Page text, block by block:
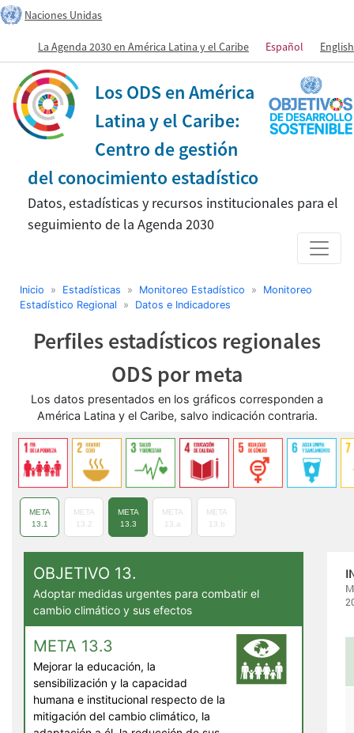
Naciones Unidas
La Agenda 2030 en América Latina y el Caribe Español English
Los ODS en América
Latina y el Caribe:
Centro de gestión
del conocimiento estadístico
Datos, estadísticas y recursos institucionales para el
seguimiento de la Agenda 2030
Inicio » Estadísticas » Monitoreo Estadístico » Monitoreo
Estadístico Regional » Datos e Indicadores
Perfiles estadísticos regionales
ODS por meta
Los datos presentados en los gráficos corresponden a
América Latina y el Caribe, salvo indicación contraria.
META
13.1
META
13.2
META
13.3
META
13.a
META
13.b
OBJETIVO 13.
Adoptar medidas urgentes para combatir el
cambio climático y sus efectos
META 13.3
Mejorar la educación, la
sensibilización y la capacidad
humana e institucional respecto de la
mitigación del cambio climático, la